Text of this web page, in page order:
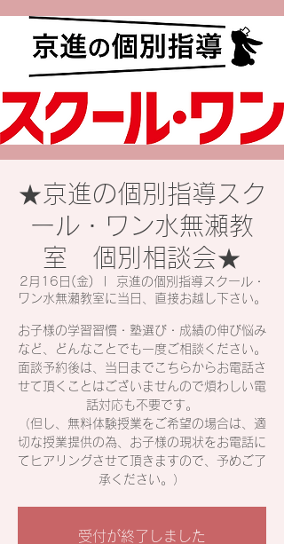
★京進の個別指導スク
ール・ワン水無瀬教
室 個別相談会★
2月16日(金)
京進の個別指導スクール・
ワン水無瀬教室に当日、直接お越し下さい。
お子様の学習習慣・塾選び・成績の伸び悩み
など、どんなことでも一度ご相談ください。
面談予約後は、当日までこちらからお電話さ
せて頂くことはございませんので煩わしい電
話対応も不要です。
（但し、無料体験授業をご希望の場合は、適
切な授業提供の為、お子様の現状をお電話に
てヒアリングさせて頂きますので、予めご了
承ください。）
受付が終了しました